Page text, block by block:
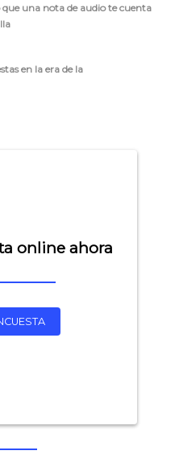
que una nota de audio te cuenta
en la era de la
online ahora